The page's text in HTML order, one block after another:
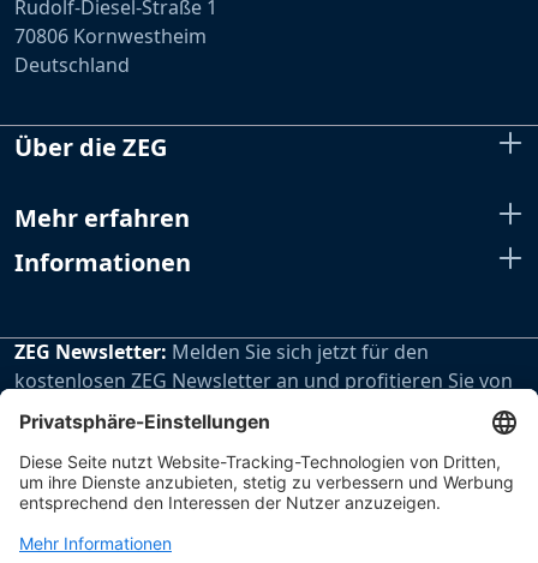
Rudolf-Diesel-Straße 1
70806 Kornwestheim
Deutschland
Über die ZEG
Mehr erfahren
Informationen
ZEG Newsletter: Melden Sie sich jetzt für den
kostenlosen ZEG Newsletter an und profitieren Sie von
den extra Vorteilen unseres regelmäßig erscheinenden
Newsletters.
Zur Newsletteranmeldung